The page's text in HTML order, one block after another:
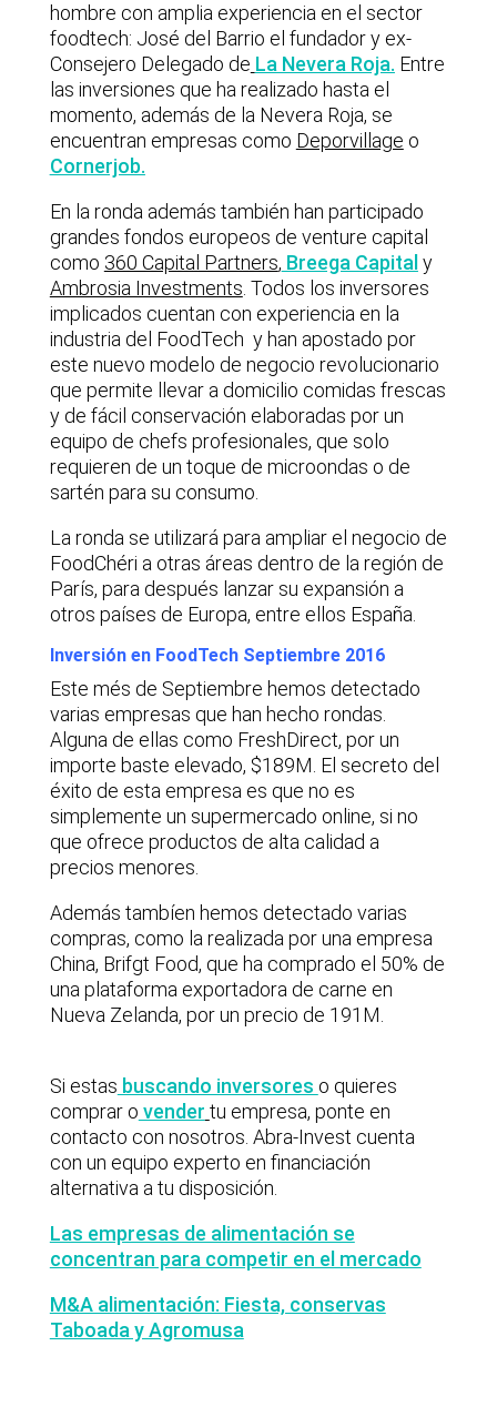
hombre con amplia experiencia en el sector
foodtech: José del Barrio el fundador y ex-
Consejero Delegado de La Nevera Roja. Entre
las inversiones que ha realizado hasta el
momento, además de la Nevera Roja, se
encuentran empresas como Deporvillage o
Cornerjob.
En la ronda además también han participado
grandes fondos europeos de venture capital
como 360 Capital Partners, Breega Capital y
Ambrosia Investments . Todos los inversores
implicados cuentan con experiencia en la
industria del FoodTech y han apostado por
este nuevo modelo de negocio revolucionario
que permite llevar a domicilio comidas frescas
y de fácil conservación elaboradas por un
equipo de chefs profesionales, que solo
requieren de un toque de microondas o de
sartén para su consumo.
La ronda se utilizará para ampliar el negocio de
FoodChéri a otras áreas dentro de la región de
París, para después lanzar su expansión a
otros países de Europa, entre ellos España.
Inversión en FoodTech Septiembre 2016
Este més de Septiembre hemos detectado
varias empresas que han hecho rondas.
Alguna de ellas como FreshDirect, por un
importe baste elevado, $189M. El secreto del
éxito de esta empresa es que no es
simplemente un supermercado online, si no
que ofrece productos de alta calidad a
precios menores.
Además tambíen hemos detectado varias
compras, como la realizada por una empresa
China, Brifgt Food, que ha comprado el 50% de
una plataforma exportadora de carne en
Nueva Zelanda, por un precio de 191M.
Si estas buscando inversores o quieres
comprar o vender tu empresa, ponte en
contacto con nosotros. Abra-Invest cuenta
con un equipo experto en financiación
alternativa a tu disposición.
Las empresas de alimentación se
concentran para competir en el mercado
M&A alimentación: Fiesta, conservas
Taboada y Agromusa